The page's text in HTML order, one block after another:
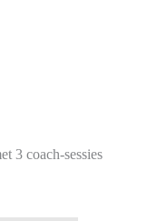
3 coach-sessies